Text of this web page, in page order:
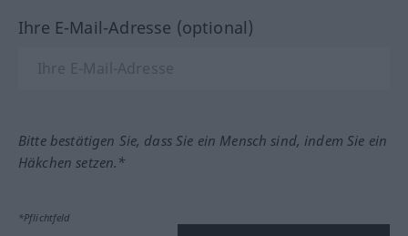
Ihre E-Mail-Adresse (optional)
Bitte bestätigen Sie, dass Sie ein Mensch sind, indem Sie ein
Häkchen setzen.*
*Pflichtfeld